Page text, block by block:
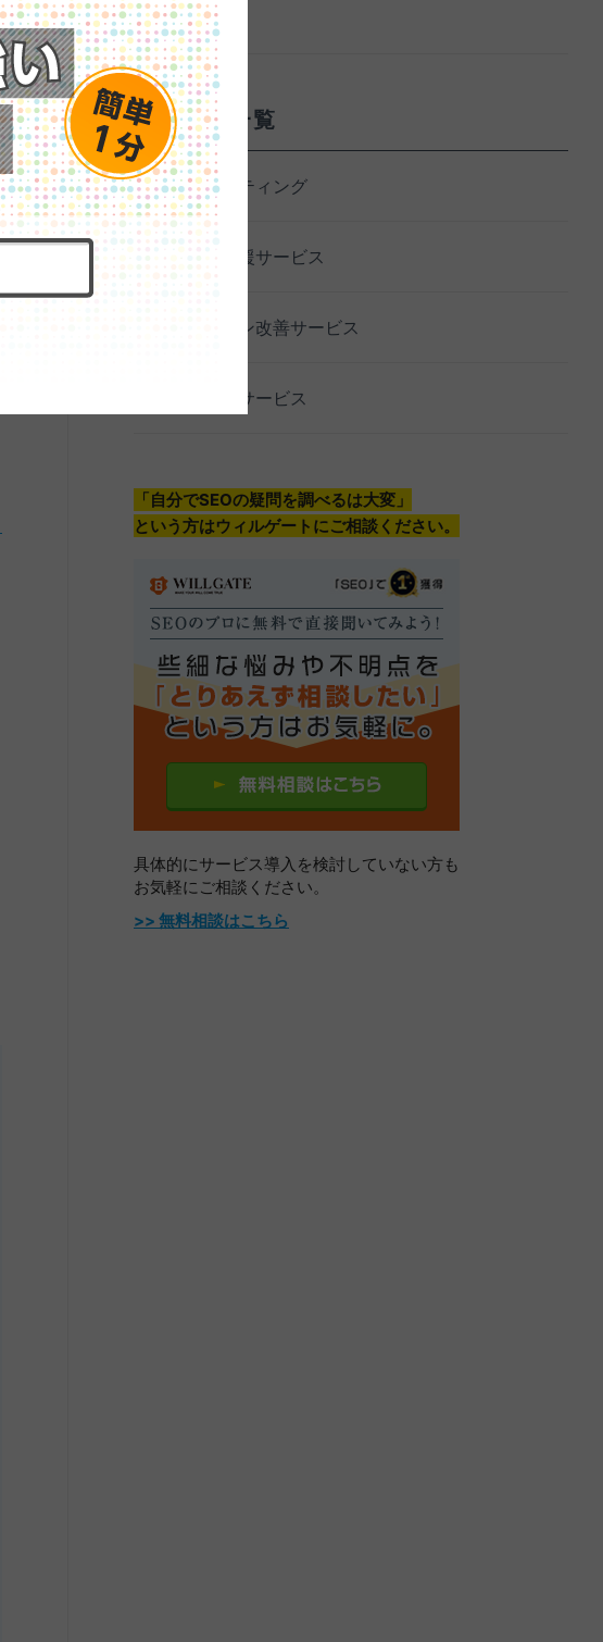
セミナー
サービス一覧
SEOコンサルティング
SEO内製化支援サービス
コンバージョン改善サービス
SEO記事制作サービス
「自分でSEOの疑問を調べるは大変」
という方はウィルゲートにご相談ください。
具体的にサービス導入を検討していない方も
お気軽にご相談ください。
>> 無料相談はこちら